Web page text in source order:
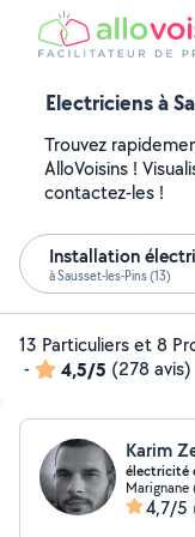
Electriciens à
Trouvez
AlloVoisins !
contactez-les !
Installation
à Sausset-les-Pins (13)
13 Particuliers et 8
-
4,5/5 (278 avis)
Karim
électricité
Marignane
4,7/5